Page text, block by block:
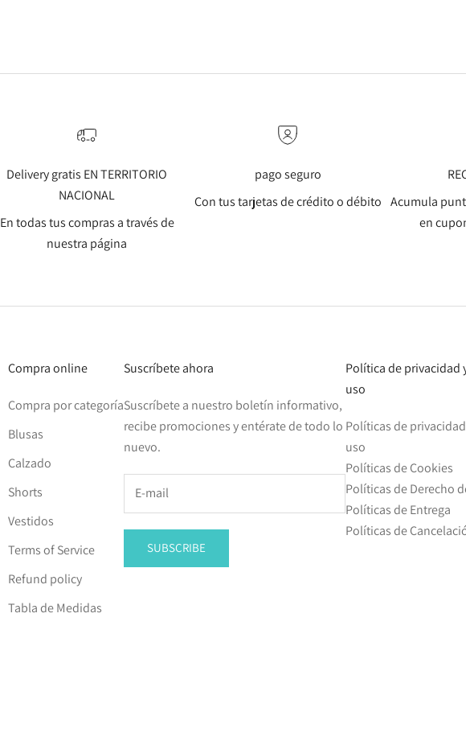
Delivery gratis EN TERRITORIO
NACIONAL
En todas tus compras a través de
nuestra página
pago seguro
Con tus tarjetas de crédito o débito Acumula
en
Compra online
Compra por categoría
Blusas
Calzado
Shorts
Vestidos
Terms of Service
Refund policy
Tabla de Medidas
Suscríbete ahora
Suscríbete a nuestro boletín informativo,
recibe promociones y entérate de todo lo
nuevo.
SUBSCRIBE
Política de privacidad
uso
Políticas de
uso
Políticas de Cookies
Políticas de Derecho
Políticas de Entrega
Políticas de